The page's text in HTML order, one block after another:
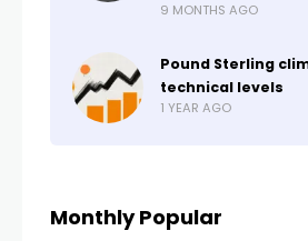
9 MONTHS AGO
Pound Sterling
technical levels
1 YEAR AGO
Monthly Popular